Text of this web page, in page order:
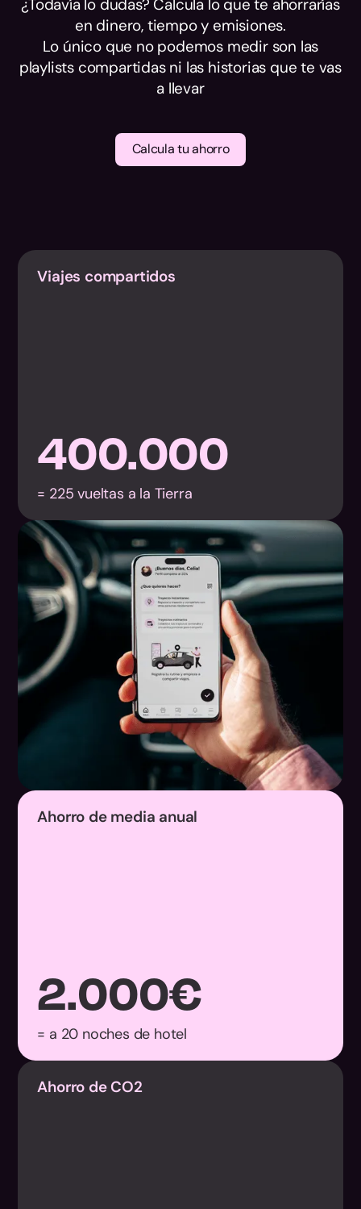
¿Todavía lo dudas? Calcula lo que te ahorrarías
en dinero, tiempo y emisiones.
Lo único que no podemos medir son las
playlists compartidas ni las historias que te vas
a llevar
Calcula tu ahorro
Viajes compartidos
400.000
= 225 vueltas a la Tierra
Ahorro de CO2
Ahorro de media anual
2.000€
= a 20 noches de hotel